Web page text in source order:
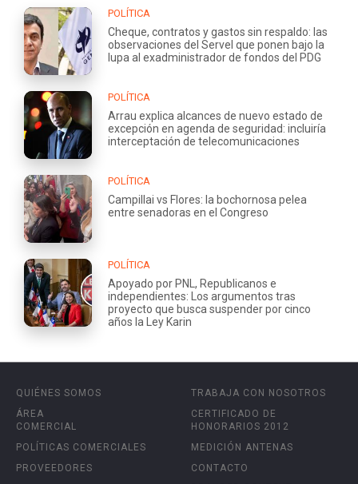
POLÍTICA
Cheque, contratos y gastos sin respaldo: las
observaciones del Servel que ponen bajo la
lupa al exadministrador de fondos del PDG
POLÍTICA
Arrau explica alcances de nuevo estado de
excepción en agenda de seguridad: incluiría
interceptación de telecomunicaciones
POLÍTICA
Campillai vs Flores: la bochornosa pelea
entre senadoras en el Congreso
POLÍTICA
Apoyado por PNL, Republicanos e
independientes: Los argumentos tras
proyecto que busca suspender por cinco
años la Ley Karin
QUIÉNES SOMOS
ÁREA
COMERCIAL
POLÍTICAS COMERCIALES
PROVEEDORES
TRABAJA CON NOSOTROS
CERTIFICADO DE
HONORARIOS 2012
MEDICIÓN ANTENAS
CONTACTO